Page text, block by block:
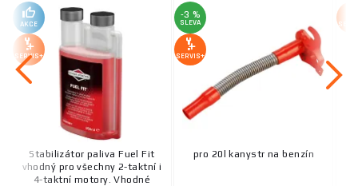
AKCE
SERVIS+
Stabilizátor paliva Fuel Fit
vhodný pro všechny 2-taktní i
4-taktní motory. Vhodné
-3 %
SLEVA
SERVIS+
pro 20l kanystr na benzín